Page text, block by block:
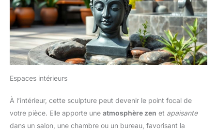
Espaces intérieurs
À l’intérieur, cette sculpture peut devenir le point focal de
votre pièce. Elle apporte une atmosphère zen et apaisante
dans un salon, une chambre ou un bureau, favorisant la